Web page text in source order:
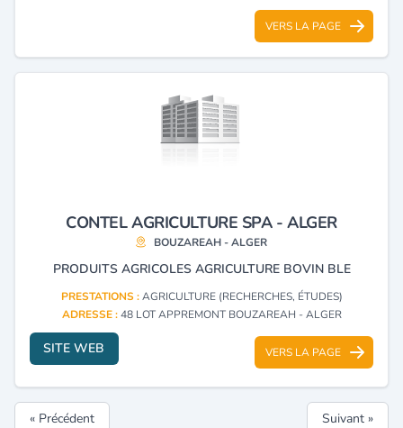
VERS LA PAGE
CONTEL AGRICULTURE SPA - ALGER
BOUZAREAH - ALGER
PRODUITS AGRICOLES AGRICULTURE BOVIN BLE
PRESTATIONS :AGRICULTURE (RECHERCHES, ÉTUDES)
ADRESSE :48 LOT APPREMONT BOUZAREAH - ALGER
SITE WEB VERS LA PAGE
« Précédent Suivant »